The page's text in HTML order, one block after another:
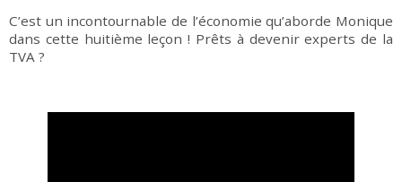
C’est un incontournable de l’économie qu’aborde Monique
dans cette huitième leçon ! Prêts à devenir experts de la
TVA ?